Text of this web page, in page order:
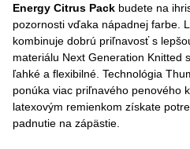
Energy Citrus Pack budete na
pozornosti vďaka nápadnej farbe.
kombinuje dobrú priľnavosť s
materiálu Next Generation Knitted
ľahké a flexibilné. Technológia
ponúka viac priľnavého penového
latexovým remienkom získate
padnutie na zápästie.